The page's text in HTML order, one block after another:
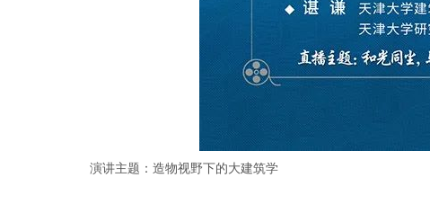
演讲主题：造物视野下的大建筑学